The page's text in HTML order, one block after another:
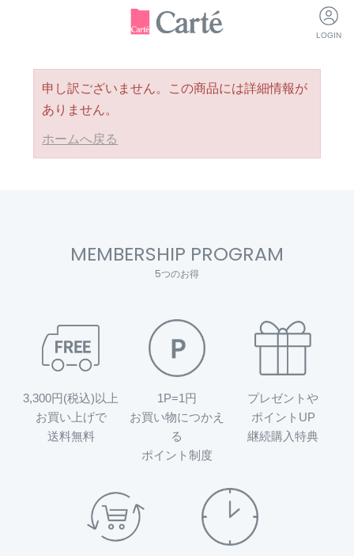
LOGIN
申し訳ございません。この商品には詳細情報が
ありません。
ホームへ戻る
MEMBERSHIP PROGRAM
5つのお得
3,300円(税込)以上
お買い上げで
送料無料
1P=1円
お買い物につかえ
る
ポイント制度
プレゼントや
ポイントUP
継続購入特典